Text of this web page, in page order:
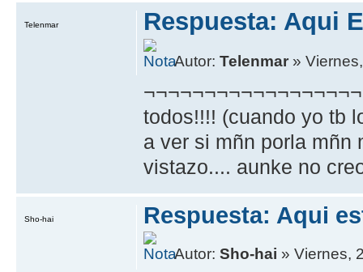
Respuesta: Aqui
Autor:Telenmar »
todos!!!! (cuando yo tb
a ver si mñn porla mñn
vistazo.... aunke no
Telenmar
Respuesta: Aqui
Autor:Sho-hai » Viernes,
Sho-hai